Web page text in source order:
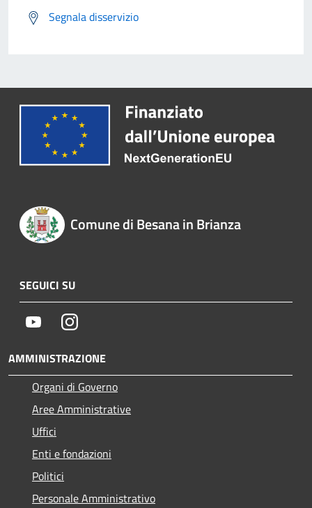
Segnala disservizio
Comune di Besana in Brianza
SEGUICI SU
YoutubeInstagram
AMMINISTRAZIONE
Organi di Governo
Aree Amministrative
Uffici
Enti e fondazioni
Politici
Personale Amministrativo